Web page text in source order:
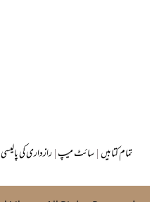
رازداری کی پالیسی|سائٹ میپ|تمام کتابیں